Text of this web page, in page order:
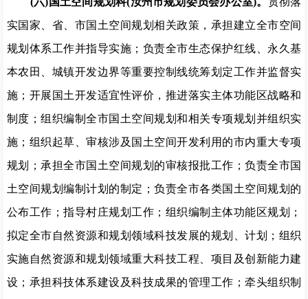
实国家、省、市国土空间规划相关政策，承担建立全市空间
规划体系工作并指导实施；负责全市生态保护红线、永久基
本农田、 城镇开发边界等重要控制线统筹划定工作并监督实
施；开展国土开发适宜性评价，推进落实主体功能区战略和
制度；组织编制全市国土空间规划和相关专项规划并组织实
施；组织起草、审核涉及国土空间开发利用的市内重大专项
规划；承担全市国土空间规划的审核报批工作；负责全市国
土空间规划编制计划的制定；负责全市各类国土空间规划的
公布工作；指导村庄规划工作；组织编制主体功能区规划；
拟定全市自然资源和规划领域科技发展的规划、计划；组织
实施自然资源和规划领域重大科技工程、项目 及创新能力建
设；承担科技体系建设及科技成果的管理工作；牵头组织制